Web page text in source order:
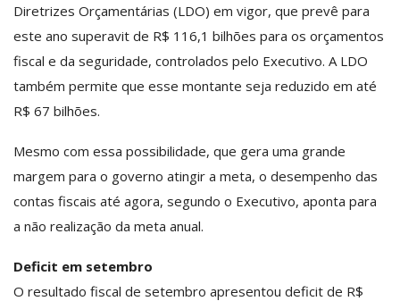
Diretrizes Orçamentárias (LDO) em vigor, que prevê para
este ano superavit de R$ 116,1 bilhões para os orçamentos
fiscal e da seguridade, controlados pelo Executivo. A LDO
também permite que esse montante seja reduzido em até
R$ 67 bilhões.
Mesmo com essa possibilidade, que gera uma grande
margem para o governo atingir a meta, o desempenho das
contas fiscais até agora, segundo o Executivo, aponta para
a não realização da meta anual.
Deficit em setembro
O resultado fiscal de setembro apresentou deficit de R$